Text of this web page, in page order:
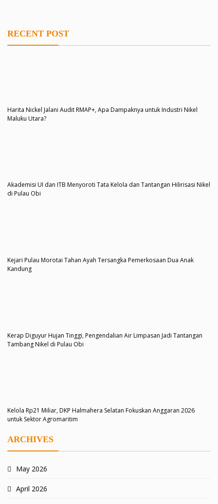
RECENT POST
Harita Nickel Jalani Audit RMAP+, Apa Dampaknya untuk Industri Nikel
Maluku Utara?
Akademisi UI dan ITB Menyoroti Tata Kelola dan Tantangan Hilirisasi Nikel
di Pulau Obi
Kejari Pulau Morotai Tahan Ayah Tersangka Pemerkosaan Dua Anak
Kandung
Kerap Diguyur Hujan Tinggi, Pengendalian Air Limpasan Jadi Tantangan
Tambang Nikel di Pulau Obi
Kelola Rp21 Miliar, DKP Halmahera Selatan Fokuskan Anggaran 2026
untuk Sektor Agromaritim
ARCHIVES
May 2026
April 2026